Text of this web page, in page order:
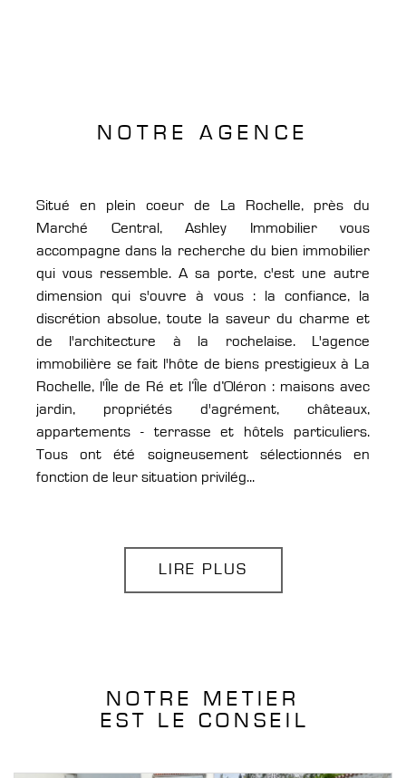
NOTRE AGENCE
Situé en plein coeur de La Rochelle, près du
Marché Central, Ashley Immobilier vous
accompagne dans la recherche du bien immobilier
qui vous ressemble. A sa porte, c'est une autre
dimension qui s'ouvre à vous : la confiance, la
discrétion absolue, toute la saveur du charme et
de l'architecture à la rochelaise. L'agence
immobilière se fait l'hôte de biens prestigieux à La
Rochelle, l'Île de Ré et l’Île d’Oléron : maisons avec
jardin, propriétés d'agrément, châteaux,
appartements - terrasse et hôtels particuliers.
Tous ont été soigneusement sélectionnés en
fonction de leur situation privilég...
LIRE PLUS
NOTRE METIER
EST LE CONSEIL